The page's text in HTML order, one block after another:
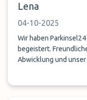
Lena
04-10-2025
Wir haben
begeistert.
Abwicklung und